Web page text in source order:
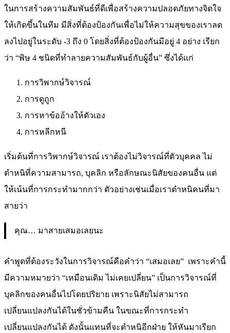
ในการสร้างความสัมพันธ์ที่ดีเพื่อสร้างความปลอดภัยทางจิตใจ
ให้เกิดขึ้นในทีม มีสิ่งที่ต้องป้องกันเพื่อไม่ให้ความสุขของเราลด
ลงไปอยู่ในระดับ -3 ถึง 0 โดยสิ่งที่ต้องป้องกันมีอยู่ 4 อย่าง เรียก
ว่า “พิษ 4 ชนิดที่ทำลายความสัมพันธ์กับผู้อื่น” ซึ่งได้แก่
การวิพากษ์วิจารณ์
การดูถูก
การหาข้ออ้างให้ตัวเอง
การหลีกหนี
เริ่มต้นที่การวิพากษ์วิจารณ์ เราต้องไม่วิจารณ์ที่ตัวบุคคล ไม่
ตำหนิที่ความสามารถ, บุคลิก หรือลักษณะนิสัยของคนอื่น แต่
ให้เน้นที่การกระทำมากกว่า ตัวอย่างเช่นเมื่อเราตำหนิคนที่มา
สายว่า
คุณ… มาสายเสมอเลยนะ
คำพูดที่ต้องระวังในการวิจารณ์คือคำว่า “เสมอเลย” เพราะคำนี้
มีความหมายว่า “เหมือนเดิม ไม่เคยเปลี่ยน” เป็นการวิจารณ์ที่
บุคลิกของคนอื่นไปโดยปริยาย เพราะนิสัยไม่สามารถ
เปลี่ยนแปลงกันได้ในชั่วข้ามคืน ในขณะที่การกระทำ
เปลี่ยนแปลงกันได้ ดังนั้นแทนที่จะตำหนิอีกฝ่าย ให้หันมาเรียก